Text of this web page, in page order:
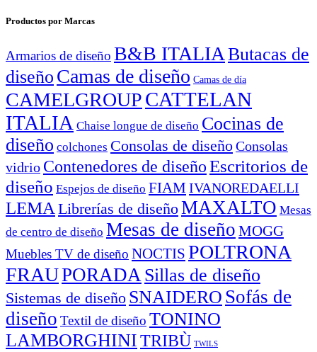
Productos por Marcas
Armarios de diseño B&B ITALIAButacas de
diseño Camas de diseño Camas de día
CAMELGROUPCATTELAN
ITALIA Chaise longue de diseño Cocinas de
diseño colchones Consolas de diseñoConsolas
vidrio Contenedores de diseñoEscritorios de
diseño Espejos de diseño FIAM IVANOREDAELLI
LEMA Librerías de diseñoMAXALTO Mesas
de centro de diseño Mesas de diseño MOGG
Muebles TV de diseño NOCTIS POLTRONA
FRAUPORADASillas de diseño
Sistemas de diseño SNAIDERO Sofás de
diseño Textil de diseño TONINO
LAMBORGHINITRIBÙ TWILS